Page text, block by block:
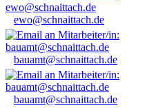
ewo@schnaittach.de
bauamt@schnaittach.de
bauamt@schnaittach.de